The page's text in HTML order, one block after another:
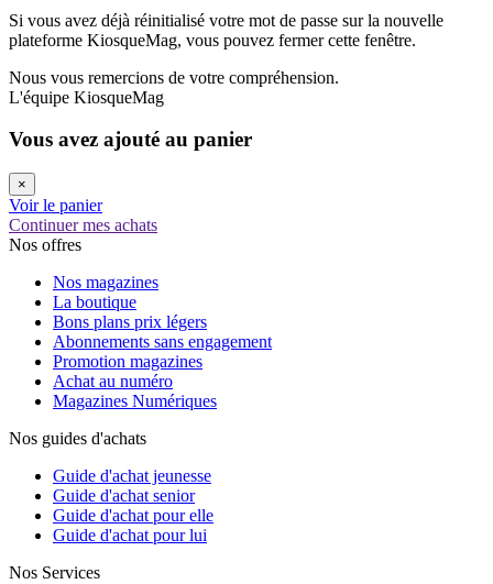
Si vous avez déjà réinitialisé votre mot de passe sur la nouvelle
plateforme KiosqueMag, vous pouvez fermer cette fenêtre.
Nous vous remercions de votre compréhension.
L'équipe KiosqueMag
Vous avez ajouté au panier
×
Voir le panier
Continuer mes achats
Nos offres
Nos magazines
La boutique
Bons plans prix légers
Abonnements sans engagement
Promotion magazines
Achat au numéro
Magazines Numériques
Nos guides d'achats
Guide d'achat jeunesse
Guide d'achat senior
Guide d'achat pour elle
Guide d'achat pour lui
Nos Services